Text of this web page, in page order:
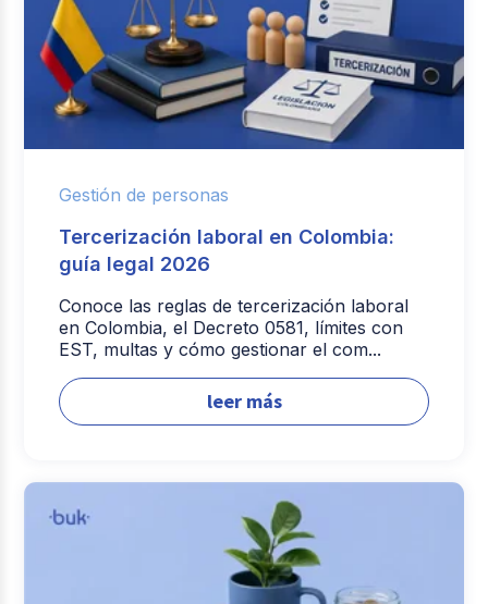
Gestión de personas
Tercerización laboral en Colombia:
guía legal 2026
Conoce las reglas de tercerización laboral
en Colombia, el Decreto 0581, límites con
EST, multas y cómo gestionar el com...
leer más